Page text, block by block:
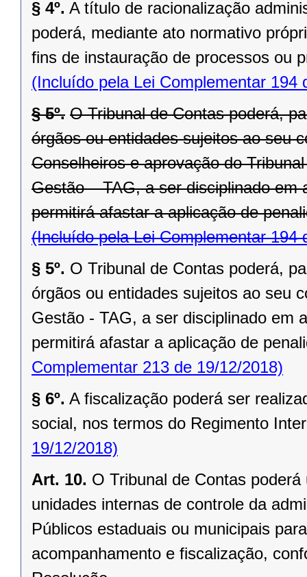
§ 4º. A título de racionalização
poderá, mediante ato normativo
fins de instauração de processos ou
(Incluído pela Lei Complementar 194
§ 5º. O Tribunal de Contas poderá,
órgãos ou entidades sujeitos ao seu
Conselheiros e aprovação do
Gestão – TAG, a ser disciplinado
permitirá afastar a aplicação de
(Incluído pela Lei Complementar 194
§ 5º. O Tribunal de Contas poderá,
órgãos ou entidades sujeitos ao seu
Gestão - TAG, a ser disciplinado em
permitirá afastar a aplicação de
Complementar 213 de 19/12/2018)
§ 6º. A fiscalização poderá ser
social, nos termos do Regimento
19/12/2018)
Art. 10. O Tribunal de Contas
unidades internas de controle da
Públicos estaduais ou municipais
acompanhamento e fiscalização,